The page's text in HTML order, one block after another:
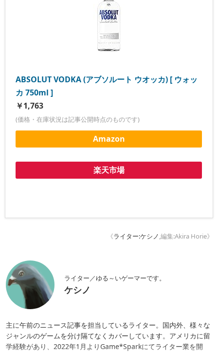
ABSOLUT VODKA (アブソルート ウオッカ) [ ウォッ
カ 750ml ]
￥1,763
(価格・在庫状況は記事公開時点のものです)
Amazon
楽天市場
《ライター:ケシノ,編集:Akira Horie》
ライター／ゆる～いゲーマーです。
ケシノ
主に午前のニュース記事を担当しているライター。国内外、様々な
ジャンルのゲームを分け隔てなくカバーしています。アメリカに留
学経験があり、2022年1月よりGame*Sparkにてライター業を開